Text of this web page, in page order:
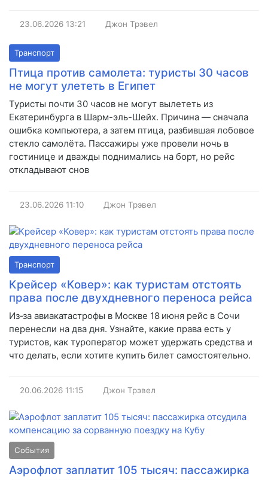
23.06.2026 13:21 Джон Трэвел
Транспорт
Птица против самолета: туристы 30 часов
не могут улететь в Египет
Туристы почти 30 часов не могут вылететь из
Екатеринбурга в Шарм-эль-Шейх. Причина — сначала
ошибка компьютера, а затем птица, разбившая лобовое
стекло самолёта. Пассажиры уже провели ночь в
гостинице и дважды поднимались на борт, но рейс
откладывают снов
23.06.2026 11:10 Джон Трэвел
Транспорт
Крейсер «Ковер»: как туристам отстоять
права после двухдневного переноса рейса
Из‑за авиакатастрофы в Москве 18 июня рейс в Сочи
перенесли на два дня. Узнайте, какие права есть у
туристов, как туроператор может удержать средства и
что делать, если хотите купить билет самостоятельно.
20.06.2026 11:15 Джон Трэвел
События
Аэрофлот заплатит 105 тысяч: пассажирка